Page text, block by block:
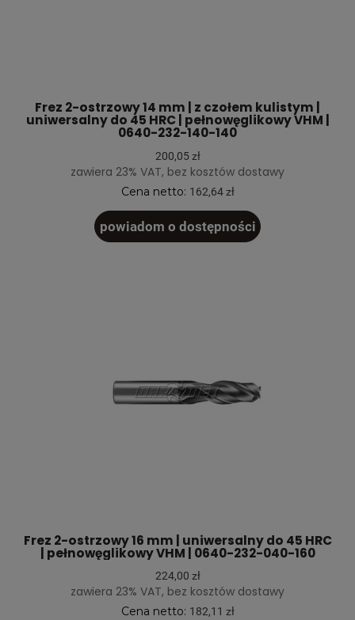
Frez 2-ostrzowy 14 mm | z czołem kulistym |
uniwersalny do 45 HRC | pełnowęglikowy VHM |
0640-232-140-140
200,05 zł
zawiera 23% VAT, bez kosztów dostawy
Cena netto: 162,64 zł
powiadom o dostępności
Frez 2-ostrzowy 16 mm | uniwersalny do 45 HRC
| pełnowęglikowy VHM | 0640-232-040-160
224,00 zł
zawiera 23% VAT, bez kosztów dostawy
Cena netto: 182,11 zł